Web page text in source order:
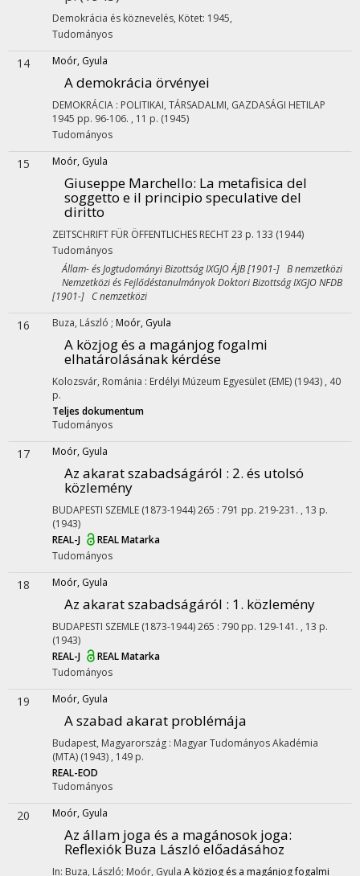
Demokrácia és köznevelés, Kötet: 1945,
Tudományos
14 Moór, Gyula
A demokrácia örvényei
DEMOKRÁCIA : POLITIKAI, TÁRSADALMI, GAZDASÁGI HETILAP
1945 pp. 96-106. , 11 p. (1945)
Tudományos
15 Moór, Gyula
Giuseppe Marchello: La metafisica del
soggetto e il principio speculative del
diritto
ZEITSCHRIFT FÜR ÖFFENTLICHES RECHT23 p. 133 (1944)
Tudományos
Állam- és Jogtudományi Bizottság IXGJO ÁJB [1901-] B nemzetközi
Nemzetközi és Fejlődéstanulmányok Doktori Bizottság IXGJO NFDB
[1901-] C nemzetközi
16 Buza, László ; Moór, Gyula
A közjog és a magánjog fogalmi
elhatárolásának kérdése
Kolozsvár, Románia : Erdélyi Múzeum Egyesület (EME) (1943) , 40
p.
Teljes dokumentum
Tudományos
17 Moór, Gyula
Az akarat szabadságáról : 2. és utolsó
közlemény
BUDAPESTI SZEMLE (1873-1944)265 : 791 pp. 219-231. , 13 p.
(1943)
REAL-J
REALMatarka
Tudományos
18 Moór, Gyula
Az akarat szabadságáról : 1. közlemény
BUDAPESTI SZEMLE (1873-1944)265 : 790 pp. 129-141. , 13 p.
(1943)
REAL-J
REALMatarka
Tudományos
19 Moór, Gyula
A szabad akarat problémája
Budapest, Magyarország : Magyar Tudományos Akadémia
(MTA) (1943) , 149 p.
REAL-EOD
Tudományos
20 Moór, Gyula
Az állam joga és a magánosok joga:
Reflexiók Buza László előadásához
In: Buza, László; Moór, Gyula A közjog és a magánjog fogalmi